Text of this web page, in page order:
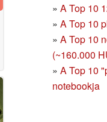
» A Top 10
» A Top 10
» A Top 10
(~160.000
» A Top 10
notebookja